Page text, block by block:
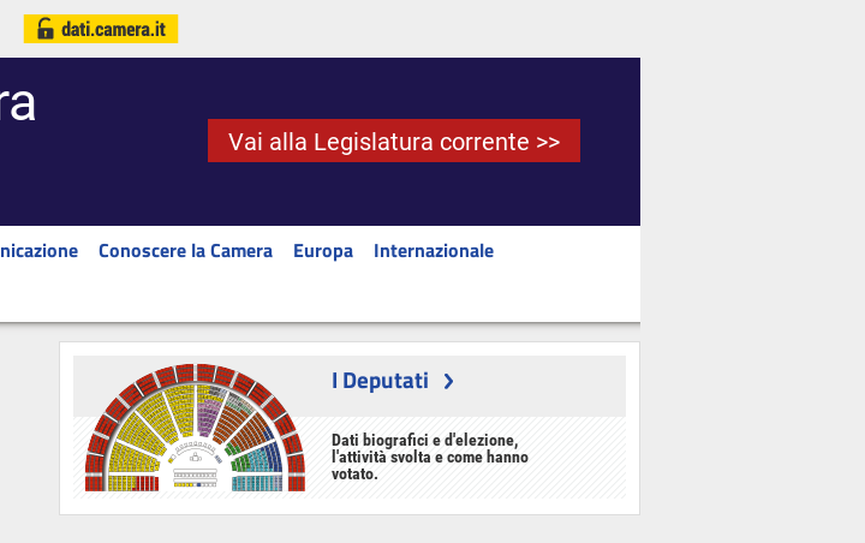
Vai alla Legislatura corrente >>
Conoscere la Camera Europa
Internazionale
I Deputati
Dati biografici e d'elezione,
l'attività svolta e come hanno
votato.